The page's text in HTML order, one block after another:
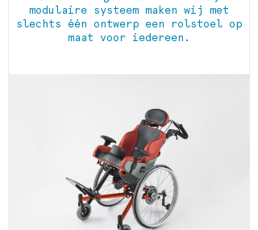
modulaire systeem maken wij met
slechts één ontwerp een rolstoel op
maat voor iedereen.